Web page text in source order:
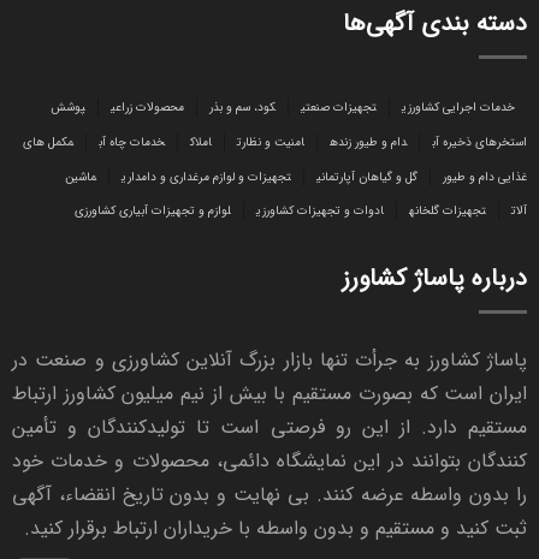
دسته بندی آگهی‌ها
خدمات اجرایی کشاورزی تجهیزات صنعتی کود، سم و بذر محصولات زراعی
پوشش
استخرهای ذخیره آب
دام و طیور زنده امنیت و نظارت املاک خدمات چاه آب
مکمل های
غذایی دام و طیور
گل و گیاهان آپارتمانی تجهیزات و لوازم مرغداری و دامداری
ماشین
آلات
تجهیزات گلخانه ادوات و تجهیزات کشاورزی لوازم و تجهیزات آبیاری کشاورزی
درباره پاساژ کشاورز
پاساژ کشاورز به جرأت تنها بازار بزرگ آنلاین کشاورزی و صنعت در
ایران است که بصورت مستقیم با بیش از نیم میلیون کشاورز ارتباط
مستقیم دارد. از این رو فرصتی است تا تولیدکنندگان و تأمین
کنندگان بتوانند در این نمایشگاه دائمی، محصولات و خدمات خود
را بدون واسطه عرضه کنند. بی نهایت و بدون تاریخ انقضاء، آگهی
ثبت کنید و مستقیم و بدون واسطه با خریداران ارتباط برقرار کنید.